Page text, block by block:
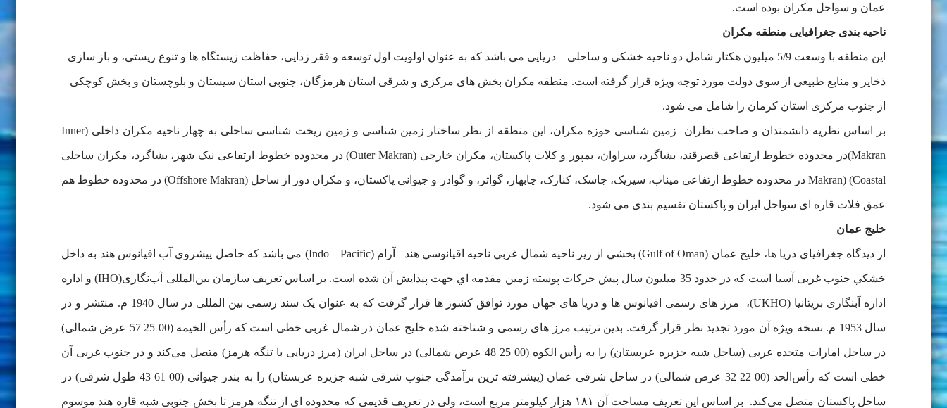
عمان و سواحل مکران بوده است.
ناحیه بندی جغرافیایی منطقه مکران
این منطقه با وسعت 5/9 میلیون هکتار شامل دو ناحیه خشکی و ساحلی – دریایی می باشد که به عنوان اولویت اول توسعه و فقر زدایی، حفاظت زیستگاه ها و تنوع زیستی، و باز سازی
ذخایر و منابع طبیعی از سوی دولت مورد توجه ویژه قرار گرفته است. منطقه مکران بخش های مرکزی و شرقی استان هرمزگان، جنوبی استان سیستان و بلوچستان و بخش کوچکی
از جنوب مرکزی استان کرمان را شامل می شود.
بر اساس نظریه دانشمندان و صاحب نظران زمین شناسی حوزه مکران، این منطقه از نظر ساختار زمین شناسی و زمین ریخت شناسی ساحلی به چهار ناحیه مکران داخلی (Inner
Makran)در محدوده خطوط ارتفاعی قصرقند، بشاگرد، سراوان، بمپور و کلات پاکستان، مکران خارجی (Outer Makran) در محدوده خطوط ارتفاعی نیک شهر، بشاگرد، مکران ساحلی
Makran) (Coastal در محدوده خطوط ارتفاعی میناب، سیریک، جاسک، کنارک، چابهار، گواتر، و گوادر و جیوانی پاکستان، و مکران دور از ساحل (Offshore Makran) در محدوده خطوط هم
عمق فلات قاره ای سواحل ایران و پاکستان تقسیم بندی می شود.
خلیج عمان
از ديدگاه جغرافياي دريا ها، خلیج عمان (Gulf of Oman) بخشي از زير ناحيه شمال غربي ناحيه اقيانوسي هند– آرام (Indo – Pacific) مي باشد كه حاصل پيشروي آب اقيانوس هند به داخل
خشكي جنوب غربی آسیا است که در حدود 35 ميليون سال پيش حركات پوسته زمين مقدمه اي جهت پيدايش آن شده است. بر اساس تعریف سازمان بین‌المللی آب‌نگاری(IHO) و اداره
اداره آبنگاری بریتانیا (UKHO)، مرز های رسمی اقیانوس ها و دریا های جهان مورد توافق کشور ها قرار گرفت که به عنوان یک سند رسمی بین المللی در سال 1940 م. منتشر و در
سال 1953 م. نسخه ویژه آن مورد تجدید نظر قرار گرفت. بدین ترتیب مرز های رسمی و شناخته شده خلیج عمان در شمال غربی خطی است که رأس الخیمه (00 25 57 عرض شمالی)
در ساحل امارات متحده عربی (ساحل شبه جزیره عربستان) را به رأس الکوه (00 25 48 عرض شمالی) در ساحل ایران (مرز دریایی با تنگه هرمز) متصل می‌کند و در جنوب غربی آن
خطی است که رأس‌الحد (00 22 32 عرض شمالی) در ساحل شرقی عمان (پیشرفته ترین برآمدگی جنوب شرقی شبه جزیره عربستان) را به بندر جیوانی (00 61 43 طول شرقی) در
ساحل پاکستان متصل می‌کند. بر اساس این تعریف مساحت آن ۱۸۱ هزار کیلومتر مربع است، ولی در تعریف قدیمی که محدوده ای از تنگه هرمز تا بخش جنوبی شبه قاره هند موسوم